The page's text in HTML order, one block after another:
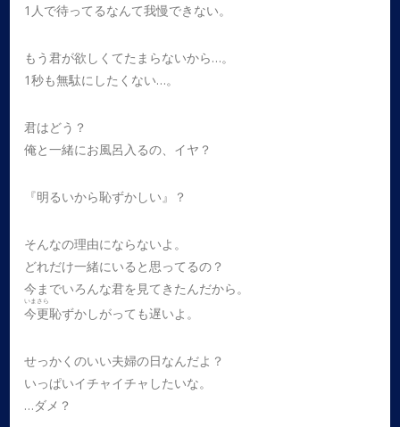
1人で待ってるなんて我慢できない。
もう君が欲しくてたまらないから…。
1秒も無駄にしたくない…。
君はどう？
俺と一緒にお風呂入るの、イヤ？
『明るいから恥ずかしい』？
そんなの理由にならないよ。
どれだけ一緒にいると思ってるの？
今までいろんな君を見てきたんだから。
今更
いまさら
恥ずかしがっても遅いよ。
せっかくのいい夫婦の日なんだよ？
いっぱいイチャイチャしたいな。
…ダメ？